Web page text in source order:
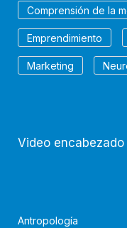
Comprensión de la
Emprendimiento
Marketing
Video
Antropología